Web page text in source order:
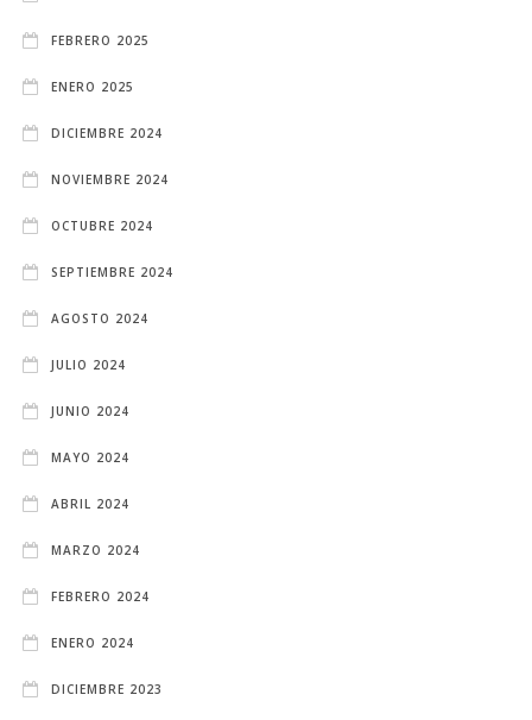
FEBRERO 2025
ENERO 2025
DICIEMBRE 2024
NOVIEMBRE 2024
OCTUBRE 2024
SEPTIEMBRE 2024
AGOSTO 2024
JULIO 2024
JUNIO 2024
MAYO 2024
ABRIL 2024
MARZO 2024
FEBRERO 2024
ENERO 2024
DICIEMBRE 2023